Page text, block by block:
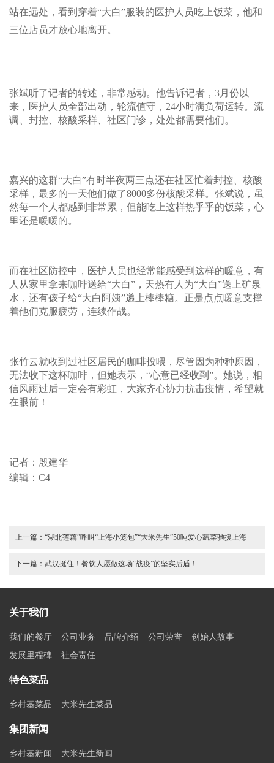
站在远处，看到穿着“大白”服装的医护人员吃上饭菜，他和
三位店员才放心地离开。
张斌听了记者的转述，非常感动。他告诉记者，3月份以
来，医护人员全部出动，轮流值守，24小时满负荷运转。流
调、封控、核酸采样、社区门诊，处处都需要他们。
嘉兴的这群“大白”有时半夜两三点还在社区忙着封控、核酸
采样，最多的一天他们做了8000多份核酸采样。张斌说，虽
然每一个人都感到非常累，但能吃上这样热乎乎的饭菜，心
里还是暖暖的。
而在社区防控中，医护人员也经常能感受到这样的暖意，有
人从家里拿来咖啡送给“大白”，天热有人为“大白”送上矿泉
水，还有孩子给“大白阿姨”递上棒棒糖。正是点点暖意支撑
着他们克服疲劳，连续作战。
张竹云就收到过社区居民的咖啡投喂，尽管因为种种原因，
无法收下这杯咖啡，但她表示，“心意已经收到”。她说，相
信风雨过后一定会有彩虹，大家齐心协力抗击疫情，希望就
在眼前！
记者：殷建华
编辑：C4
上一篇： “湖北莲藕”呼叫“上海小笼包”“大米先生”50吨爱心蔬菜驰援上海
下一篇： 武汉挺住！餐饮人愿做这场“战疫”的坚实后盾！
关于我们
我们的餐厅 公司业务 品牌介绍 公司荣誉
创始人故事
发展里程碑
社会责任
特色菜品
乡村基菜品 大米先生菜品
集团新闻
乡村基新闻 大米先生新闻